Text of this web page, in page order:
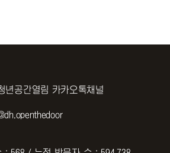
년공간열림 카카오톡채널